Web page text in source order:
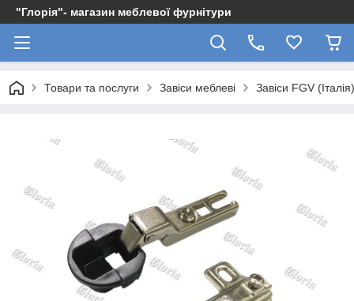
"Глорія"- магазин меблевої фурнітури
Товари та послуги Завіси меблеві Завіси FGV (Італія)